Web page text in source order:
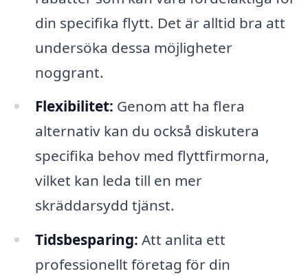
din specifika flytt. Det är alltid bra att
undersöka dessa möjligheter
noggrant.
Flexibilitet: Genom att ha flera
alternativ kan du också diskutera
specifika behov med flyttfirmorna,
vilket kan leda till en mer
skräddarsydd tjänst.
Tidsbesparing: Att anlita ett
professionellt företag för din